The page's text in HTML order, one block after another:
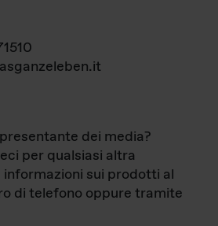
dei media?
per qualsiasi altra
sui prodotti al
di telefono oppure tramite